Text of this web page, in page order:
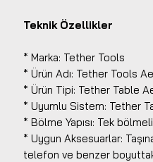
Teknik Özellikler
* Marka: Tether Tools
* Ürün Adı: Tether Tools
* Ürün Tipi: Tether Table
* Uyumlu Sistem: Tether
* Bölme Yapısı: Tek
* Uygun Aksesuarlar:
telefon ve benzer